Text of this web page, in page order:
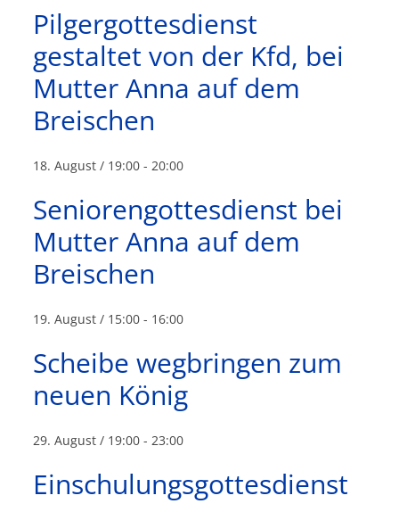
Pilgergottesdienst
gestaltet von der Kfd, bei
Mutter Anna auf dem
Breischen
18. August / 19:00 - 20:00
Seniorengottesdienst bei
Mutter Anna auf dem
Breischen
19. August / 15:00 - 16:00
Scheibe wegbringen zum
neuen König
29. August / 19:00 - 23:00
Einschulungsgottesdienst